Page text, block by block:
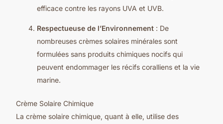
efficace contre les rayons UVA et UVB.
Respectueuse de l’Environnement: De
nombreuses crèmes solaires minérales sont
formulées sans produits chimiques nocifs qui
peuvent endommager les récifs coralliens et la vie
marine.
Crème Solaire Chimique
La crème solaire chimique, quant à elle, utilise des